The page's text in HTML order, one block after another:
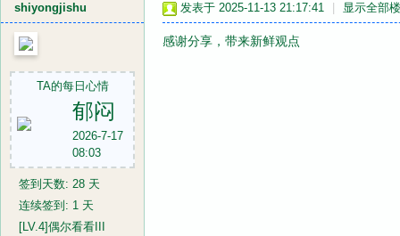
shiyongjishu
TA的每日心情
郁闷
2026-7-17
08:03
签到天数: 28 天
连续签到: 1 天
[LV.4]偶尔看看III
发表于 2025-11-13 21:17:41 显示全部
感谢分享，带来新鲜观点